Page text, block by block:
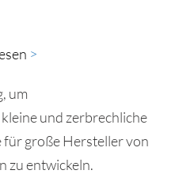
>
um
und zerbrechliche
große Hersteller von
zu entwickeln.